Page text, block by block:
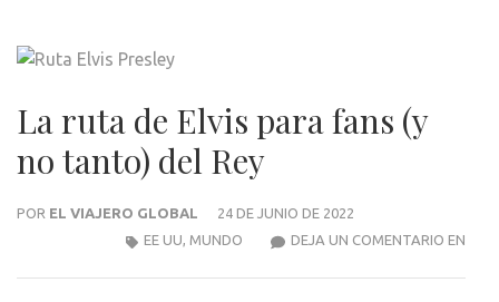
La ruta de Elvis para fans (y
no tanto) del Rey
POR EL VIAJERO GLOBAL
24 DE JUNIO DE 2022
DEJA UN COMENTARIO EN
EE UU, MUNDO